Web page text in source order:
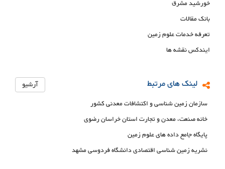
خورشید مشرق
بانک مقالات
تعرفه خدمات علوم زمین
ایندکس نقشه ها
لینک های مرتبط آرشیو
سازمان زمین شناسی و اکتشافات معدنی کشور
خانه صنعت، معدن و تجارت استان خراسان رضوی
پایگاه جامع داده های علوم زمین
نشریه زمین شناسی اقتصادی دانشگاه فردوسی مشهد